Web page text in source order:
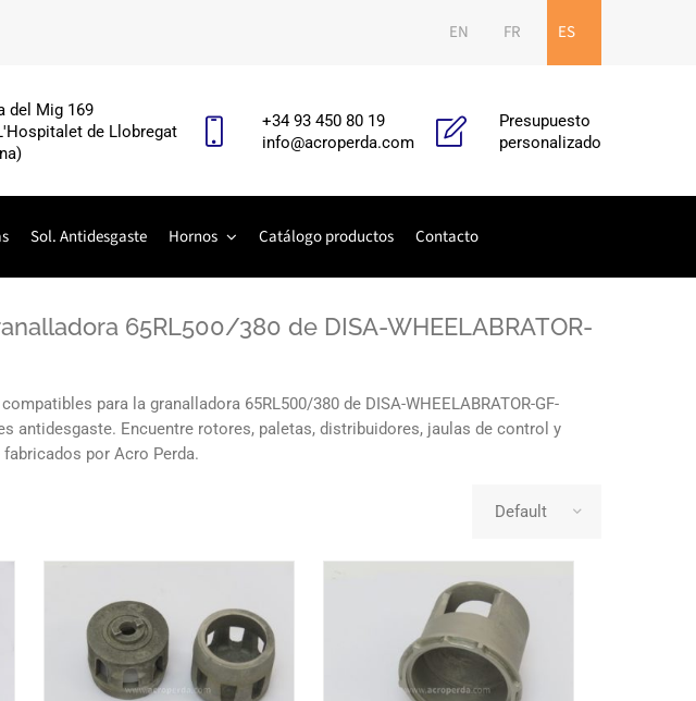
EN FR ES
del Mig 169
de Llobregat
+34 93 450 80 19
info@acroperda.com
Presupuesto
personalizado
Sol. Antidesgaste Hornos Catálogo productos Contacto
65RL500/380 de DISA-WHEELABRATOR-
para la granalladora 65RL500/380 de DISA-WHEELABRATOR-GF-
antidesgaste. Encuentre rotores, paletas, distribuidores, jaulas de control y
por Acro Perda.